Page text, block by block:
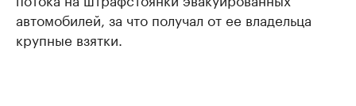
автомобилей, за что получал от ее владельца
крупные взятки.